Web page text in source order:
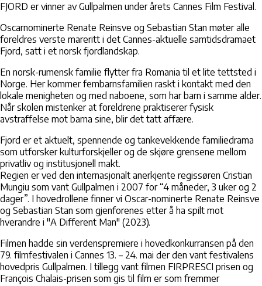
FJORD er vinner av Gullpalmen under årets Cannes Film Festival.
Oscarnominerte Renate Reinsve og Sebastian Stan møter alle
foreldres verste mareritt i det Cannes-aktuelle samtidsdramaet
Fjord, satt i et norsk fjordlandskap.
En norsk-rumensk familie flytter fra Romania til et lite tettsted i
Norge. Her kommer fembarnsfamilien raskt i kontakt med den
lokale menigheten og med naboene, som har barn i samme alder.
Når skolen mistenker at foreldrene praktiserer fysisk
avstraffelse mot barna sine, blir det tatt affære.
Fjord er et aktuelt, spennende og tankevekkende familiedrama
som utforsker kulturforskjeller og de skjøre grensene mellom
privatliv og institusjonell makt.
Regien er ved den internasjonalt anerkjente regissøren Cristian
Mungiu som vant Gullpalmen i 2007 for “4 måneder, 3 uker og 2
dager”. I hovedrollene finner vi Oscar-nominerte Renate Reinsve
og Sebastian Stan som gjenforenes etter å ha spilt mot
hverandre i "A Different Man" (2023).
Filmen hadde sin verdenspremiere i hovedkonkurransen på den
79. filmfestivalen i Cannes 13. – 24. mai der den vant festivalens
hovedpris Gullpalmen. I tillegg vant filmen FIRPRESCI prisen og
François Chalais-prisen som gis til film er som fremmer